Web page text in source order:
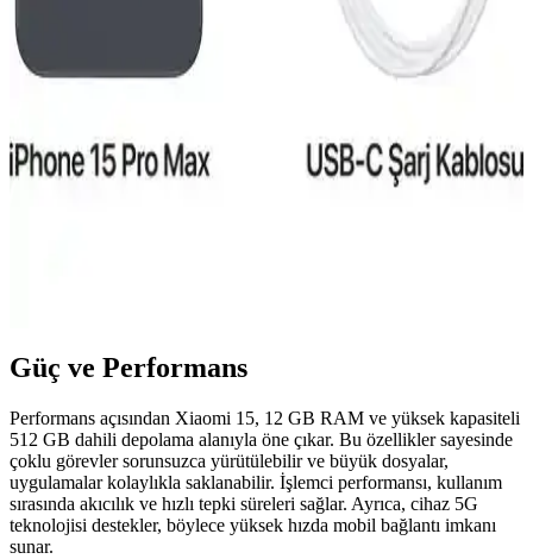
Reeder S19 Max ve Pro Modellerinin Detaylı
Karşılaştırması 2023
ihtiyaçlarınıza daha uygun olduğunu öğrenin.
iPhone 15 Pro Taksit Seçenekleri ve Elektronik
Güç ve Performans
Performans açısından Xiaomi 15, 12 GB RAM ve yüksek kapasiteli
512 GB dahili depolama alanıyla öne çıkar. Bu özellikler sayesinde
çoklu görevler sorunsuzca yürütülebilir ve büyük dosyalar,
uygulamalar kolaylıkla saklanabilir. İşlemci performansı, kullanım
sırasında akıcılık ve hızlı tepki süreleri sağlar. Ayrıca, cihaz 5G
teknolojisi destekler, böylece yüksek hızda mobil bağlantı imkanı
sunar.